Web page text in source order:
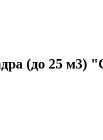
(до 25 м3)